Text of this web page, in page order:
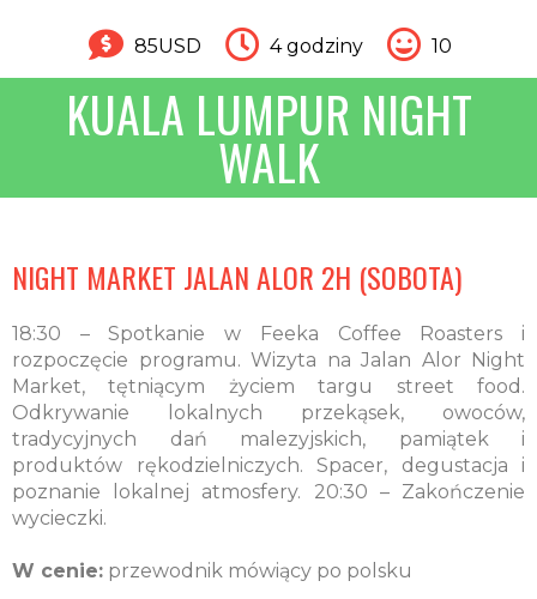
85USD 4 godziny 10
KUALA LUMPUR NIGHT
WALK
NIGHT MARKET JALAN ALOR 2H (SOBOTA)
18:30 – Spotkanie w Feeka Coffee Roasters i
rozpoczęcie programu. Wizyta na Jalan Alor Night
Market, tętniącym życiem targu street food.
Odkrywanie lokalnych przekąsek, owoców,
tradycyjnych dań malezyjskich, pamiątek i
produktów rękodzielniczych. Spacer, degustacja i
poznanie lokalnej atmosfery. 20:30 – Zakończenie
wycieczki.
W cenie: przewodnik mówiący po polsku